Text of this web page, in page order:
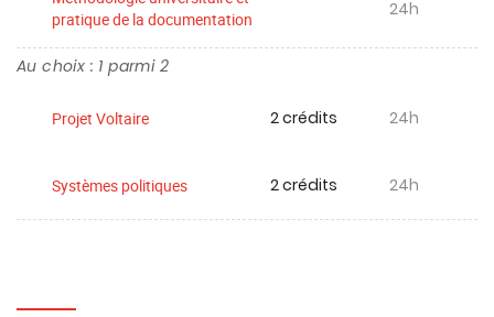
pratique de la documentation
24h
Au choix : 1 parmi 2
Projet Voltaire 2 crédits 24h
Systèmes politiques 2 crédits 24h